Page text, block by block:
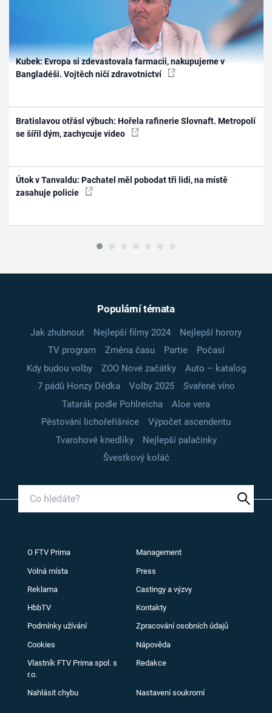
Kubek: Evropa si zdevastovala farmacii, nakupujeme v
Bangladéši. Vojtěch ničí zdravotnictví
Bratislavou otřásl výbuch: Hořela rafinerie Slovnaft. Metropolí
se šířil dým, zachycuje video
Útok v Tanvaldu: Pachatel měl pobodat tři lidi, na místě
zasahuje policie
Populární témata
Jak zhubnout Nejlepší filmy 2024
Nejlepší horory
TV program
Změna času Partie
Počasí
Kdy budou volby
ZOO Nové začátky
Auto – katalog
7 pádů Honzy Dědka
Volby 2025
Svařené víno
Tatarák podle Pohlreicha
Aloe vera
Pěstování lichořeřišnice
Výpočet ascendentu
Tvarohové knedlíky
Nejlepší palačinky
Švestkový koláč
O FTV Prima Management
Volná místa Press
Reklama Castingy a výzvy
HbbTV Kontakty
Podmínky užívání Zpracování osobních údajů
Cookies Nápověda
Vlastník FTV Prima spol. s
r.o.
Redakce
Nahlásit chybu Nastavení soukromí